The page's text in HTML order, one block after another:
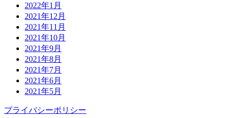
2022年1月
2021年12月
2021年11月
2021年10月
2021年9月
2021年8月
2021年7月
2021年6月
2021年5月
プライバシーポリシー